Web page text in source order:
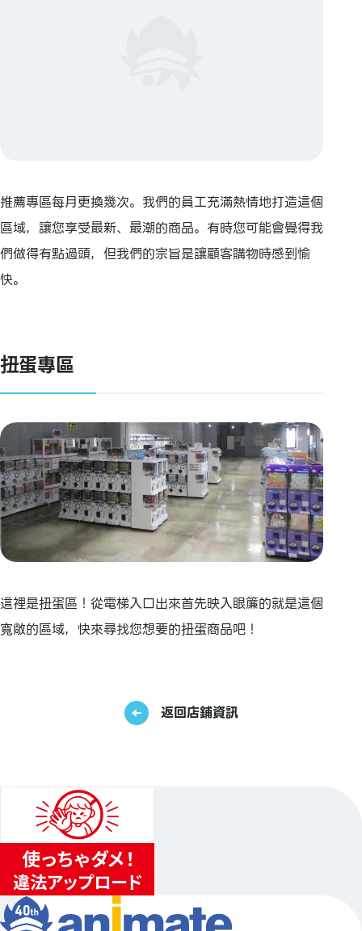
推薦專區每月更換幾次。我們的員工充滿熱情地打造這個
區域，讓您享受最新、最潮的商品。有時您可能會覺得我
們做得有點過頭，但我們的宗旨是讓顧客購物時感到愉
快。
扭蛋專區
這裡是扭蛋區！從電梯入口出來首先映入眼簾的就是這個
寬敞的區域，快來尋找您想要的扭蛋商品吧！
返回店鋪資訊